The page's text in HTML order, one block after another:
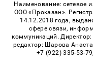
Наименование: сетевое
ООО «Проказан».
14.12.2018 года,
сфере связи,
коммуникаций.
редактор: Шарова
+7 (922) 335-53-